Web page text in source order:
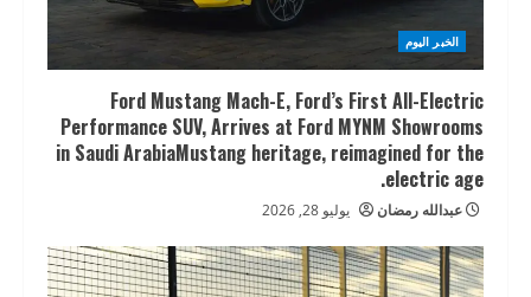
الخبر اليوم
Ford Mustang Mach-E, Ford’s First All-Electric
Performance SUV, Arrives at Ford MYNM Showrooms
in Saudi ArabiaMustang heritage, reimagined for the
electric age.
عبدالله رمضان يوليو 28, 2026